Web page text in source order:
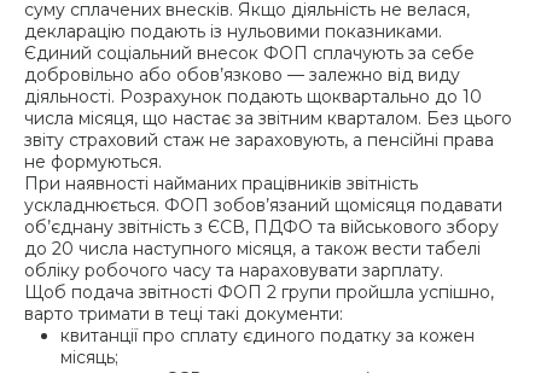
суму сплачених внесків. Якщо діяльність не велася,
декларацію подають із нульовими показниками.
Єдиний соціальний внесок ФОП сплачують за себе
добровільно або обов’язково — залежно від виду
діяльності. Розрахунок подають щоквартально до 10
числа місяця, що настає за звітним кварталом. Без цього
звіту страховий стаж не зараховують, а пенсійні права
не формуються.
При наявності найманих працівників звітність
ускладнюється. ФОП зобов’язаний щомісяця подавати
об’єднану звітність з ЄСВ, ПДФО та військового збору
до 20 числа наступного місяця, а також вести табелі
обліку робочого часу та нараховувати зарплату.
Щоб подача звітності ФОП 2 групи пройшла успішно,
варто тримати в теці такі документи:
квитанції про сплату єдиного податку за кожен
місяць;